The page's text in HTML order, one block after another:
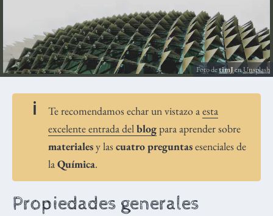
Foto detimJenUnsplash
Te recomendamos echar un vistazo aesta
excelente entrada delblogpara aprender sobre
materialesy las cuatro preguntasesenciales de
laQuímica.
Propiedades generales